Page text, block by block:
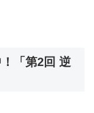
「第2回 逆